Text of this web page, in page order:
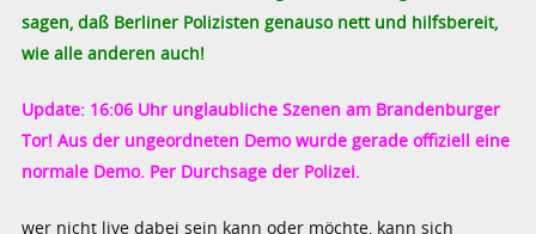
sagen, daß Berliner Polizisten genauso nett und hilfsbereit,
wie alle anderen auch!
Update: 16:06 Uhr unglaubliche Szenen am Brandenburger
Tor! Aus der ungeordneten Demo wurde gerade offiziell eine
normale Demo. Per Durchsage der Polizei.
wer nicht live dabei sein kann oder möchte, kann sich